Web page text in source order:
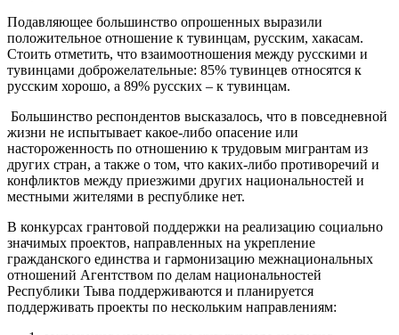
Подавляющее большинство опрошенных выразили
положительное отношение к тувинцам, русским, хакасам.
Стоить отметить, что взаимоотношения между русскими и
тувинцами доброжелательные: 85% тувинцев относятся к
русским хорошо, а 89% русских – к тувинцам.
Большинство респондентов высказалось, что в повседневной
жизни не испытывает какое-либо опасение или
настороженность по отношению к трудовым мигрантам из
других стран, а также о том, что каких-либо противоречий и
конфликтов между приезжими других национальностей и
местными жителями в республике нет.
В конкурсах грантовой поддержки на реализацию социально
значимых проектов, направленных на укрепление
гражданского единства и гармонизацию межнациональных
отношений Агентством по делам национальностей
Республики Тыва поддерживаются и планируется
поддерживать проекты по нескольким направлениям: